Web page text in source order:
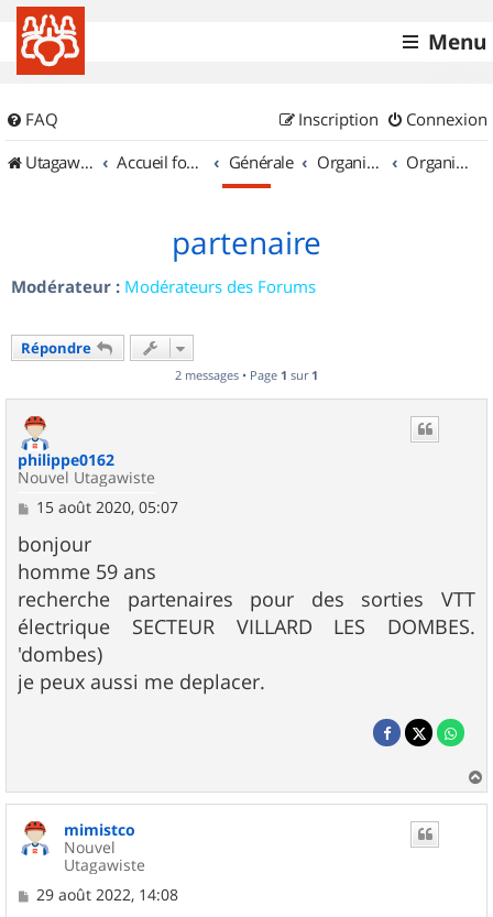
Menu
FAQ Connexion
Inscription
UtagawaVTT (Randos VTT et VTTAE avec traces GPS)
Accueil forum Générale Organisation de sorties & Recherche de partenaires Organisation de sorties en région Rhône Alpes
partenaire
Modérateur : Modérateurs des Forums
Répondre
2 messages • Page 1 sur 1
philippe0162
Nouvel Utagawiste
M
s
s
a
g
e
15 août 2020, 05:07
bonjour
homme 59 ans
recherche partenaires pour des sorties VTT
électrique SECTEUR VILLARD LES DOMBES.
'dombes)
je peux aussi me deplacer.
a
mimistco
Nouvel
Utagawiste
M
29 août 2022, 14:08